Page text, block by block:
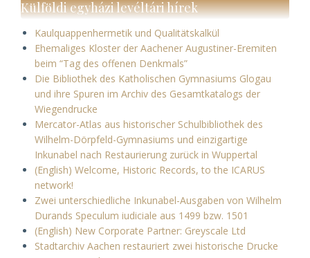
Külföldi egyházi levéltári hírek
Kaulquappenhermetik und Qualitätskalkül
Ehemaliges Kloster der Aachener Augustiner-Eremiten
beim “Tag des offenen Denkmals”
Die Bibliothek des Katholischen Gymnasiums Glogau
und ihre Spuren im Archiv des Gesamtkatalogs der
Wiegendrucke
Mercator-Atlas aus historischer Schulbibliothek des
Wilhelm-Dörpfeld-Gymnasiums und einzigartige
Inkunabel nach Restaurierung zurück in Wuppertal
(English) Welcome, Historic Records, to the ICARUS
network!
Zwei unterschiedliche Inkunabel-Ausgaben von Wilhelm
Durands Speculum iudiciale aus 1499 bzw. 1501
(English) New Corporate Partner: Greyscale Ltd
Stadtarchiv Aachen restauriert zwei historische Drucke